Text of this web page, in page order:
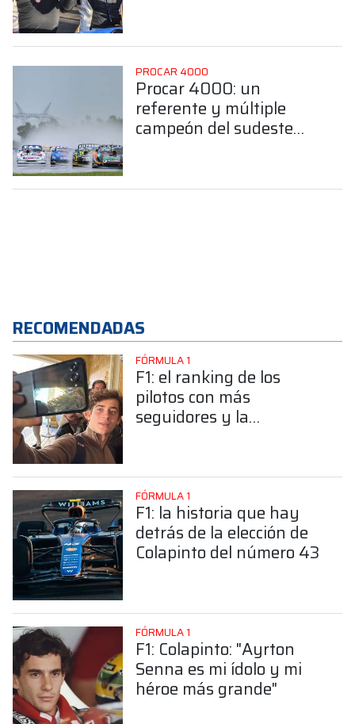
PROCAR 4000
Procar 4000: un
referente y múltiple
campeón del sudeste
RECOMENDADAS
FÓRMULA 1
F1: el ranking de los
pilotos con más
seguidores y la
FÓRMULA 1
F1: la historia que hay
detrás de la elección de
Colapinto del número 43
FÓRMULA 1
F1: Colapinto: "Ayrton
Senna es mi ídolo y mi
héroe más grande"